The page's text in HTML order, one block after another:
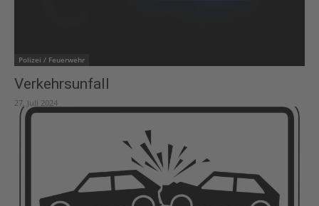
Polizei / Feuerwehr
Verkehrsunfall
27. Juli 2024